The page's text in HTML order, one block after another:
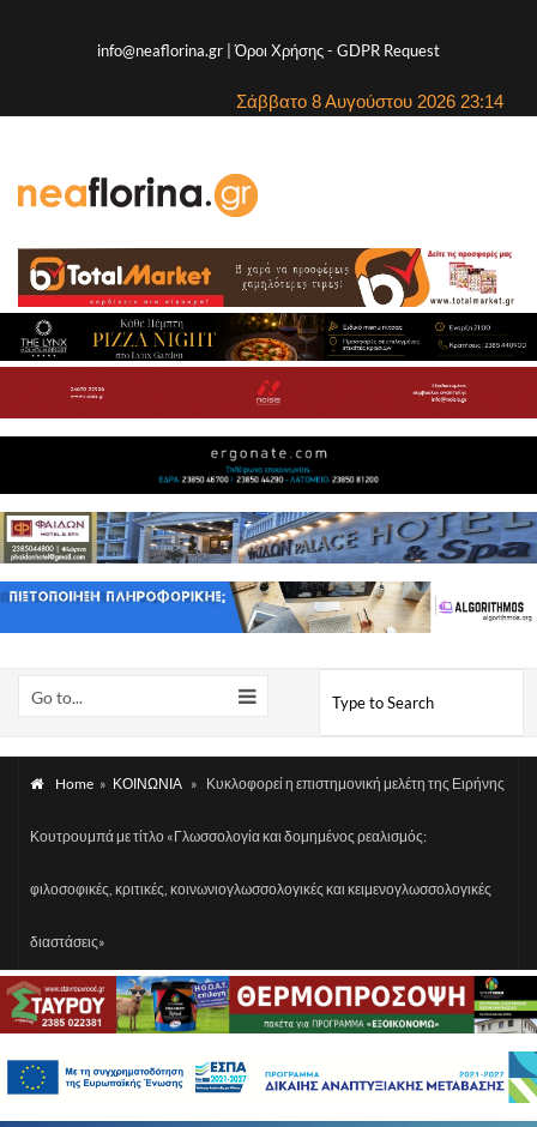
info@neaflorina.gr |Όροι Χρήσης- GDPR Request
Σάββατο 8 Αυγούστου 2026 23:14
Go to...
Home » ΚΟΙΝΩΝΙΑ » Κυκλοφορεί η επιστημονική μελέτη της Ειρήνης
Κουτρουμπά με τίτλο «Γλωσσολογία και δομημένος ρεαλισμός:
φιλοσοφικές, κριτικές, κοινωνιογλωσσολογικές και κειμενογλωσσολογικές
διαστάσεις»